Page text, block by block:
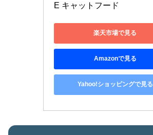
E キャットフード
楽天市場で見る
Amazonで見る
Yahoo!ショッピングで見る